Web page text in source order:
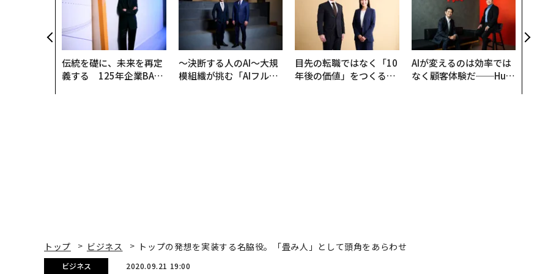
伝統を礎に、未来を再定
義する 125年企業BAT
〜決断する人のAI〜大規
模組織が挑む「AIフル実
目先の転職ではなく「10
年後の価値」をつくる─
AIが変えるのは効率では
なく顧客体験だ──Hub
編）
トップ ビジネス トップの発想を実装する名脇役。「畳み人」として頭角をあらわせ
ビジネス 2020.09.21 19:00